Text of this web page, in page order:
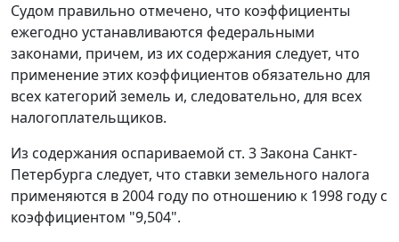
Судом правильно отмечено, что коэффициенты
ежегодно устанавливаются федеральными
законами, причем, из их содержания следует, что
применение этих коэффициентов обязательно для
всех категорий земель и, следовательно, для всех
налогоплательщиков.
Из содержания оспариваемой ст. 3Закона Санкт-
Петербурга следует, что ставки земельного налога
применяются в 2004 году по отношению к 1998 году с
коэффициентом "9,504".